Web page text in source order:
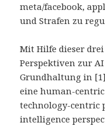
meta/facebook,
und Strafen zu
Mit Hilfe dieser
Perspektiven zur
Grundhaltung in
eine human-
technology-centric
intelligence